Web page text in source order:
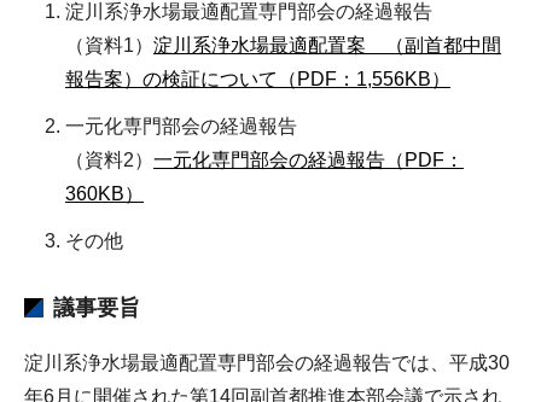
淀川系浄水場最適配置専門部会の経過報告
（資料1） 淀川系浄水場最適配置案 （副首都中間
報告案）の検証について（PDF：1,556KB）
一元化専門部会の経過報告
（資料2） 一元化専門部会の経過報告（PDF：
360KB）
その他
議事要旨
淀川系浄水場最適配置専門部会の経過報告では、平成30
年6月に開催された第14回副首都推進本部会議で示され